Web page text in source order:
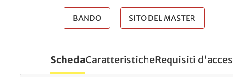
BANDO SITO DEL MASTER
SchedaCaratteristicheRequisiti